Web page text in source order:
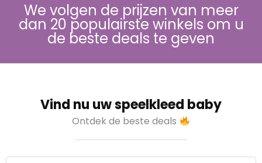
We volgen de prijzen van meer
dan 20 populairste winkels om u
de beste deals te geven
Vind nu uw speelkleed baby
Ontdek de beste deals